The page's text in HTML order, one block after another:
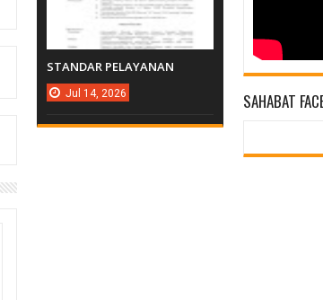
SAHABAT
STANDAR PELAYANAN
Jul 14, 2026